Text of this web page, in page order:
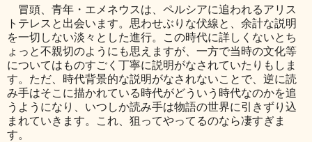
冒頭、青年・エメネウスは、ペルシアに追われるアリス
トテレスと出会います。思わせぶりな伏線と、余計な説明
を一切しない淡々とした進行。この時代に詳しくないとち
ょっと不親切のようにも思えますが、一方で当時の文化等
についてはものすごく丁寧に説明がなされていたりもしま
す。ただ、時代背景的な説明がなされないことで、逆に読
み手はそこに描かれている時代がどういう時代なのかを追
うようになり、いつしか読み手は物語の世界に引きずり込
まれていきます。これ、狙ってやってるのなら凄すぎま
す。